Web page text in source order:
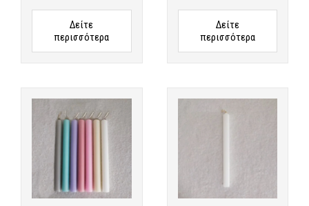
Δείτε
περισσότερα
Δείτε
περισσότερα